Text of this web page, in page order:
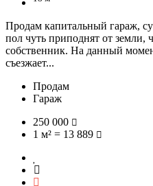
Продам капитальный гараж,
пол чуть приподнят от земли,
собственник. На данный
съезжает...
Продам
Гараж
250 000
1 м² = 13 889